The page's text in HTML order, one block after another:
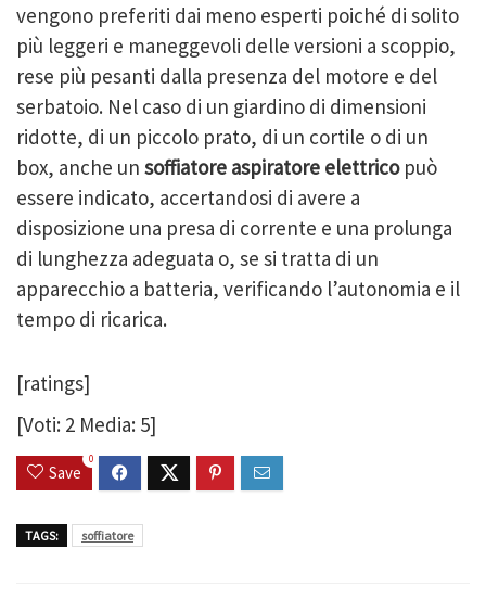
vengono preferiti dai meno esperti poiché di solito
più leggeri e maneggevoli delle versioni a scoppio,
rese più pesanti dalla presenza del motore e del
serbatoio. Nel caso di un giardino di dimensioni
ridotte, di un piccolo prato, di un cortile o di un
box, anche un soffiatore aspiratore elettricopuò
essere indicato, accertandosi di avere a
disposizione una presa di corrente e una prolunga
di lunghezza adeguata o, se si tratta di un
apparecchio a batteria, verificando l’autonomia e il
tempo di ricarica.
[ratings]
[Voti: 2 Media: 5]
Save
0
TAGS: soffiatore